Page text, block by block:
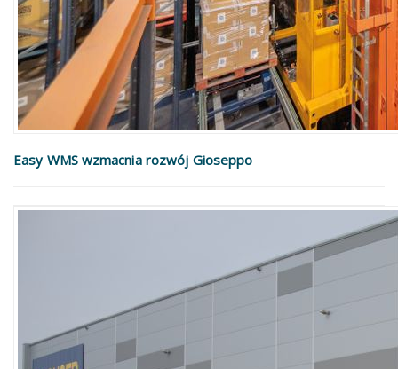
Easy WMS wzmacnia rozwój Gioseppo